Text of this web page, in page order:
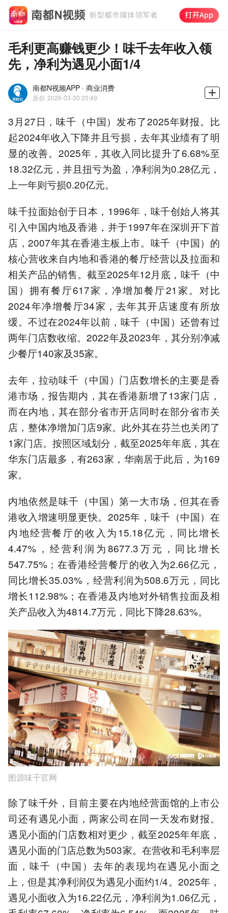
毛利更高赚钱更少！味千去年收入领
先，净利为遇见小面1/4
南都N视频APP · 商业消费
原创 2026-03-30 20:49
3月27日，味千（中国）发布了2025年财报。比
起2024年收入下降并且亏损，去年其业绩有了明
显的改善。2025年，其收入同比提升了6.68%至
18.32亿元，并且扭亏为盈，净利润为0.28亿元，
上一年则亏损0.20亿元。
味千拉面始创于日本，1996年，味千创始人将其
引入中国内地及香港，并于1997年在深圳开下首
店，2007年其在香港主板上市。味千（中国）的
核心营收来自内地和香港的餐厅经营以及拉面和
相关产品的销售。截至2025年12月底，味千（中
国）拥有餐厅617家，净增加餐厅21家。对比
2024年净增餐厅34家，去年其开店速度有所放
缓。不过在2024年以前，味千（中国）还曾有过
两年门店数收缩。2022年及2023年，其分别净减
少餐厅140家及35家。
去年，拉动味千（中国）门店数增长的主要是香
港市场，报告期内，其在香港新增了13家门店，
而在内地，其在部分省市开店同时在部分省市关
店，整体净增加门店9家。此外其在芬兰也关闭了
1家门店。按照区域划分，截至2025年年底，其在
华东门店最多，有263家，华南居于此后，为169
家。
内地依然是味千（中国）第一大市场，但其在香
港收入增速明显更快。2025年，味千（中国）在
内地经营餐厅的收入为15.18亿元，同比增长
4.47%，经营利润为8677.3万元，同比增长
547.75%；在香港经营餐厅的收入为2.66亿元，
同比增长35.03%，经营利润为508.6万元，同比
增长112.98%；在香港及内地对外销售拉面及相
关产品收入为4814.7万元，同比下降28.63%。
图源味千官网
除了味千外，目前主要在内地经营面馆的上市公
司还有遇见小面，两家公司在同一天发布财报。
遇见小面的门店数相对更少，截至2025年年底，
遇见小面的门店总数为503家。在营收和毛利率层
面，味千（中国）去年的表现均在遇见小面之
上，但是其净利润仅为遇见小面约1/4。2025年，
遇见小面收入为16.22亿元，净利润为1.06亿元，